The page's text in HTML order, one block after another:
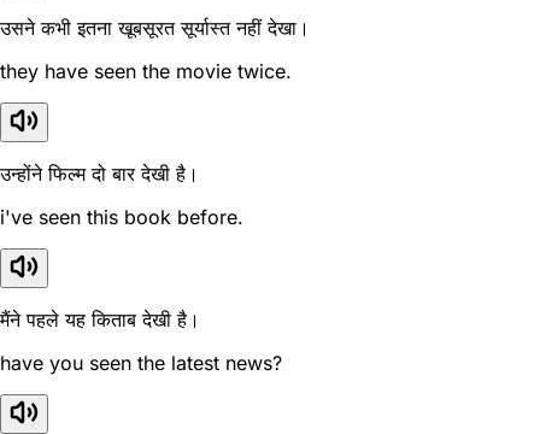
उसने कभी इतना खूबसूरत सूर्यास्त नहीं देखा।
they have seen the movie twice.
उन्होंने फिल्म दो बार देखी है।
i've seen this book before.
मैंने पहले यह किताब देखी है।
have you seen the latest news?